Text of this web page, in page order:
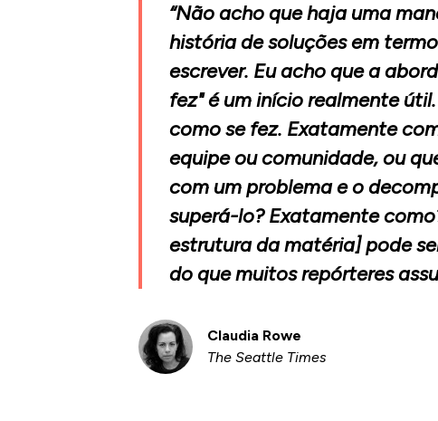
“Não acho que haja uma
história de soluções em
escrever. Eu acho que a
fez" é um início realmente
como se fez. Exatamente
equipe ou comunidade, ou
com um problema e o
superá-lo? Exatamente
estrutura da matéria] pode
do que muitos repórteres
Claudia Rowe
The Seattle Times